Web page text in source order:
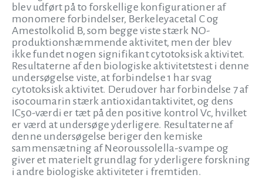
blev udført på to forskellige konfigurationer af
monomere forbindelser, Berkeleyacetal C og
Amestolkolid B, som begge viste stærk NO-
produktionshæmmende aktivitet, men der blev
ikke fundet nogen signifikant cytotoksisk aktivitet.
Resultaterne af den biologiske aktivitetstest i denne
undersøgelse viste, at forbindelse 1 har svag
cytotoksisk aktivitet. Derudover har forbindelse 7 af
isocoumarin stærk antioxidantaktivitet, og dens
IC50-værdi er tæt på den positive kontrol Vc, hvilket
er værd at undersøge yderligere. Resultaterne af
denne undersøgelse beriger den kemiske
sammensætning af Neoroussolella-svampe og
giver et materielt grundlag for yderligere forskning
i andre biologiske aktiviteter i fremtiden.